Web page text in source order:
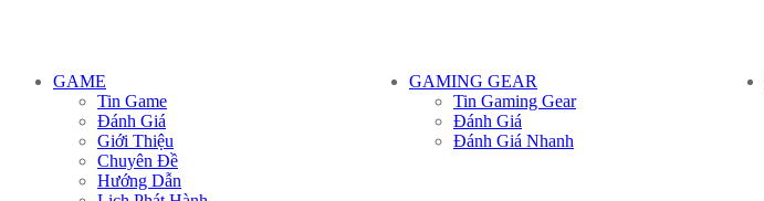
GAME
Tin Game
Đánh Giá
Giới Thiệu
Chuyên Đề
Hướng Dẫn
GAMING GEAR
Tin Gaming Gear
Đánh Giá
Đánh Giá Nhanh